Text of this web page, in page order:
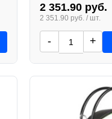
2 351.90 руб.
2 351.90 руб. / шт.
- +